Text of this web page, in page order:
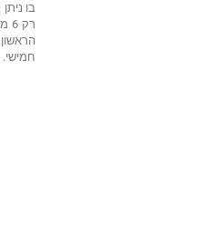
חמישי.